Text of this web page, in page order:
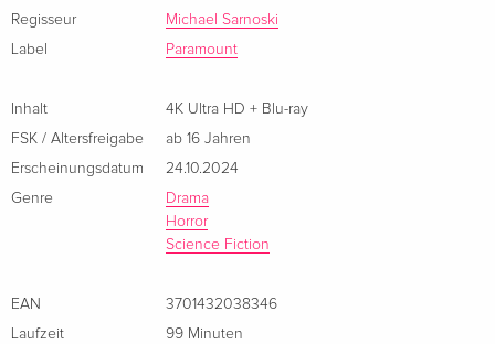
Limited Edition, Steelbook, 4K Ultra HD + Blu-
4K Ultra HD + Blu-ray — (ausgewählt)
Französisch
Limited Edition, Steelbook, 4K Ultra HD + Blu-
Limited Edition, Steelbook, 4K Ultra HD + Blu-
ray
Regisseur
Michael Sarnoski
Label
Paramount
Inhalt
4K Ultra HD + Blu-ray
FSK / Altersfreigabe
ab 16 Jahren
Erscheinungsdatum
24.10.2024
Genre
Drama
Horror
Science Fiction
EAN
3701432038346
Laufzeit
99 Minuten